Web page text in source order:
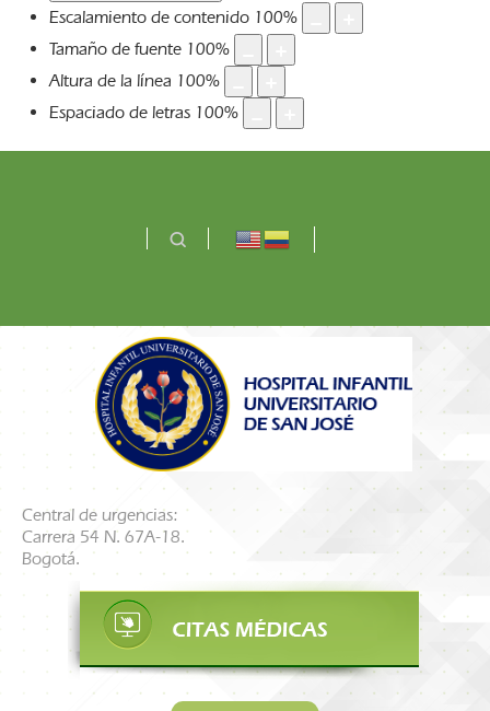
Escalamiento de contenido 100%
Tamaño de fuente 100%
Altura de la línea 100%
Espaciado de letras 100%
Central de urgencias:
Carrera 54 N. 67A-18.
Bogotá.